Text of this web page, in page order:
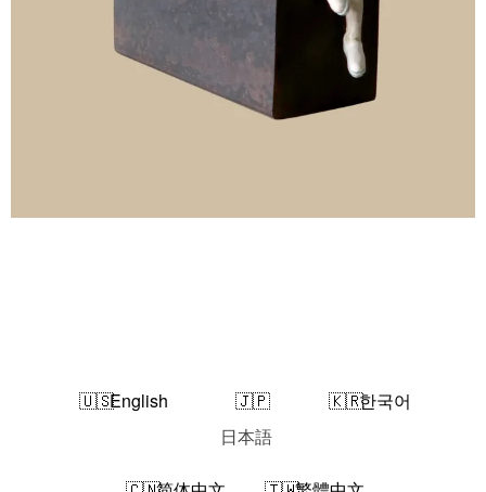
English
日本語
한국어